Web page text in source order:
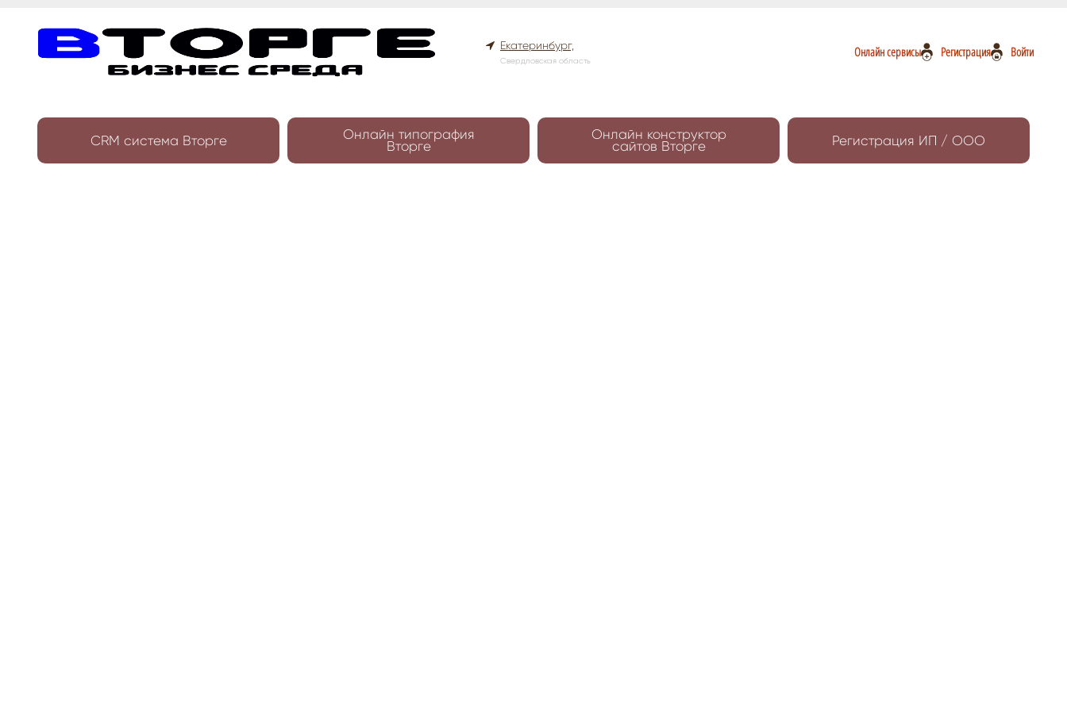
Екатеринбург,
Свердловская область
Онлайн сервисы Регистрация Войти
CRM система Вторге Онлайн типография
Вторге
Онлайн конструктор
сайтов Вторге Регистрация ИП / ООО